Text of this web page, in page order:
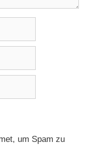
um Spam zu